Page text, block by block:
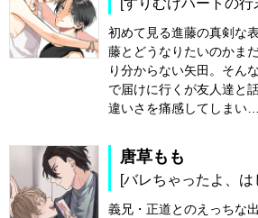
[すりむけハートの行
初めて見る進藤の真剣な
藤とどうなりたいのかま
り分からない矢田。そん
で届けに行くが友人達と
違いさを痛感してしまい
唐草もも
[バレちゃったよ、は
義兄・正道とのえっちな